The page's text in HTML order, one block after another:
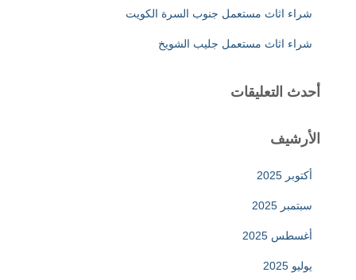
شراء اثاث مستعمل جنوب السرة الكويت
شراء اثاث مستعمل جليب الشويخ
أحدث التعليقات
الأرشيف
أكتوبر 2025
سبتمبر 2025
أغسطس 2025
يوليو 2025